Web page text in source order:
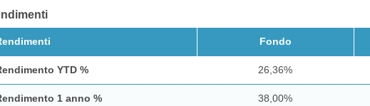
Fondo
YTD % 26,36%
1 anno % 38,00%